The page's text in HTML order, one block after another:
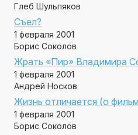
Глеб Шульпяков
Съел?
1 февраля 2001
Борис Соколов
Жрать «Пир» Владимира
1 февраля 2001
Андрей Носков
Жизнь отличается (о
1 февраля 2001
Борис Соколов